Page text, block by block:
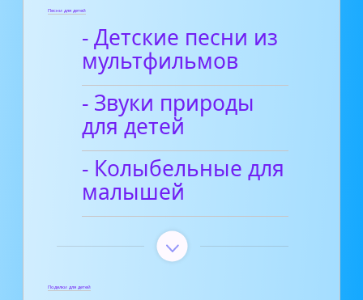
Песни для детей
- Детские песни из
мультфильмов
- Звуки природы
для детей
- Колыбельные для
малышей
Поделки для детей